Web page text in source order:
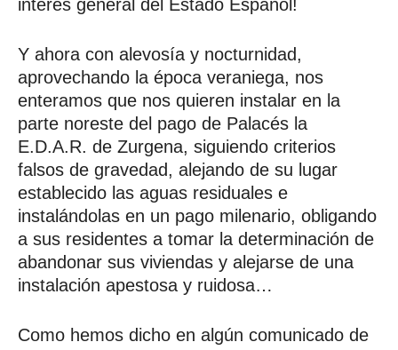
interés general del Estado Español!
Y ahora con alevosía y nocturnidad,
aprovechando la época veraniega, nos
enteramos que nos quieren instalar en la
parte noreste del pago de Palacés la
E.D.A.R. de Zurgena, siguiendo criterios
falsos de gravedad, alejando de su lugar
establecido las aguas residuales e
instalándolas en un pago milenario, obligando
a sus residentes a tomar la determinación de
abandonar sus viviendas y alejarse de una
instalación apestosa y ruidosa…
Como hemos dicho en algún comunicado de